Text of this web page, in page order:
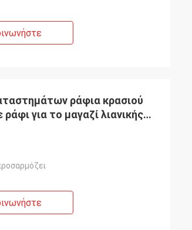
ράφια κρασιού
για το μαγαζί λιανικής